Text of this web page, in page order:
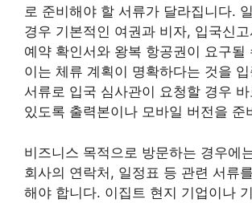
로 준비해야 할 서류가 달라집니다.
경우 기본적인 여권과 비자, 입국신
예약 확인서와 왕복 항공권이 요구될
이는 체류 계획이 명확하다는 것을
서류로 입국 심사관이 요청할 경우
있도록 출력본이나 모바일 버전을 준
비즈니스 목적으로 방문하는 경우에
회사의 연락처, 일정표 등 관련 서류
해야 합니다. 이집트 현지 기업이나